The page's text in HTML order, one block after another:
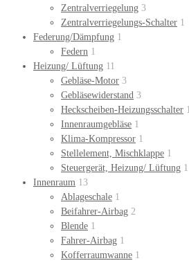
Zentralverriegelung 3
Zentralverriegelungs-Schalter 1
Federung/Dämpfung 1
Federn 1
Heizung/ Lüftung 11
Gebläse-Motor 3
Gebläsewiderstand 3
Heckscheiben-Heizungsschalter 1
Innenraumgebläse 1
Klima-Kompressor 1
Stellelement, Mischklappe 1
Steuergerät, Heizung/ Lüftung 1
Innenraum 13
Ablageschale 1
Beifahrer-Airbag 2
Blende 1
Fahrer-Airbag 1
Kofferraumwanne 1